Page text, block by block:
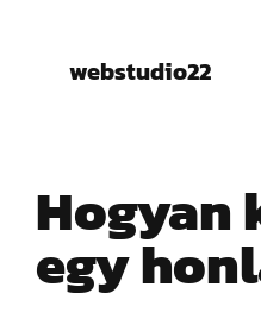
webstudio22
Hogyan
egy